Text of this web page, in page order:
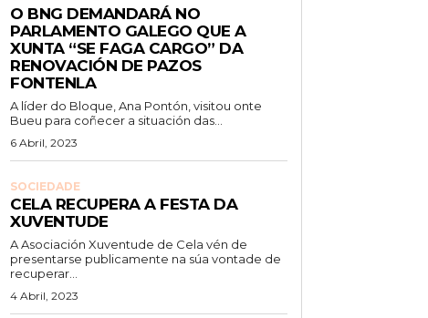
O BNG DEMANDARÁ NO
PARLAMENTO GALEGO QUE A
XUNTA “SE FAGA CARGO” DA
RENOVACIÓN DE PAZOS
FONTENLA
A líder do Bloque, Ana Pontón, visitou onte
Bueu para coñecer a situación das...
6 Abril, 2023
SOCIEDADE
CELA RECUPERA A FESTA DA
XUVENTUDE
A Asociación Xuventude de Cela vén de
presentarse publicamente na súa vontade de
recuperar...
4 Abril, 2023